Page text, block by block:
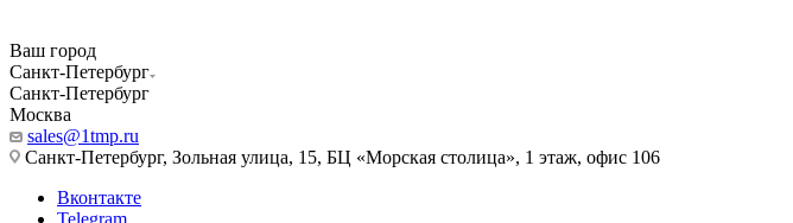
Ваш город
Санкт-Петербург
Санкт-Петербург
Москва
sales@1tmp.ru
Санкт-Петербург, Зольная улица, 15, БЦ «Морская столица», 1 этаж, офис 106
Вконтакте
Telegram